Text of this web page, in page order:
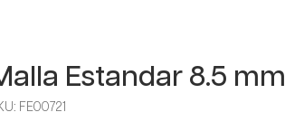
Estandar 8.5 mm
FE00721